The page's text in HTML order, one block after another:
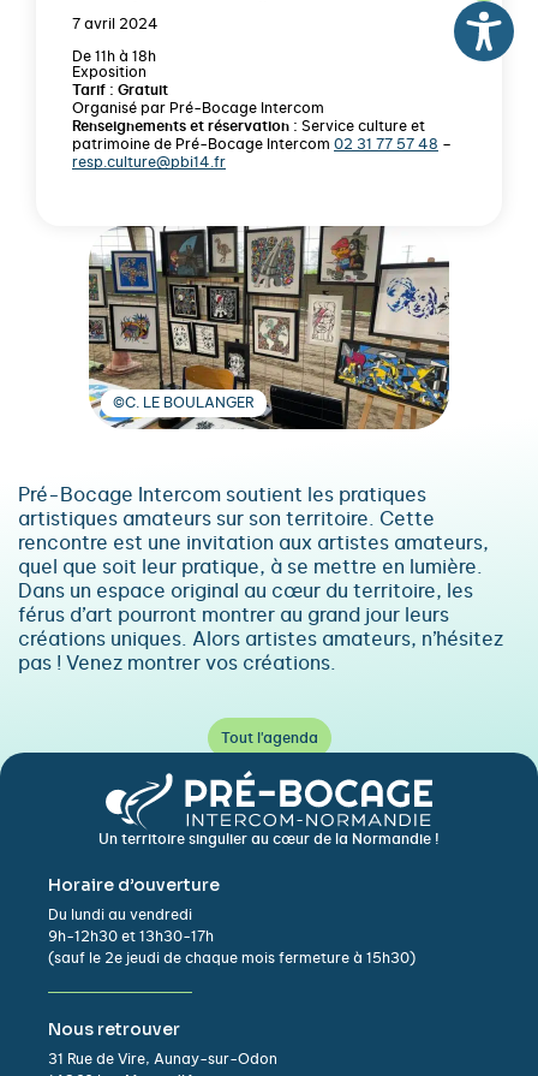
©C. LE BOULANGER
7 avril 2024
De 11h à 18h
Exposition
Tarif : Gratuit
Organisé par Pré-Bocage Intercom
Renseignements et réservation : Service culture et
patrimoine de Pré-Bocage Intercom 02 31 77 57 48 –
resp.culture@pbi14.fr
Pré-Bocage Intercom soutient les pratiques
artistiques amateurs sur son territoire. Cette
rencontre est une invitation aux artistes amateurs,
quel que soit leur pratique, à se mettre en lumière.
Dans un espace original au cœur du territoire, les
férus d’art pourront montrer au grand jour leurs
créations uniques. Alors artistes amateurs, n’hésitez
pas ! Venez montrer vos créations.
Tout l'agenda
Un territoire singulier au cœur de la Normandie !
Horaire d’ouverture
Du lundi au vendredi
9h-12h30 et 13h30-17h
(sauf le 2e jeudi de chaque mois fermeture à 15h30)
Nous retrouver
31 Rue de Vire, Aunay-sur-Odon